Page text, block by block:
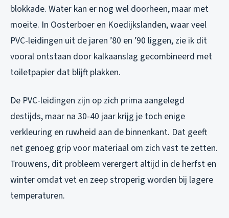
blokkade. Water kan er nog wel doorheen, maar met
moeite. In Oosterboer en Koedijkslanden, waar veel
PVC-leidingen uit de jaren ’80 en ’90 liggen, zie ik dit
vooral ontstaan door kalkaanslag gecombineerd met
toiletpapier dat blijft plakken.
De PVC-leidingen zijn op zich prima aangelegd
destijds, maar na 30-40 jaar krijg je toch enige
verkleuring en ruwheid aan de binnenkant. Dat geeft
net genoeg grip voor materiaal om zich vast te zetten.
Trouwens, dit probleem verergert altijd in de herfst en
winter omdat vet en zeep stroperig worden bij lagere
temperaturen.